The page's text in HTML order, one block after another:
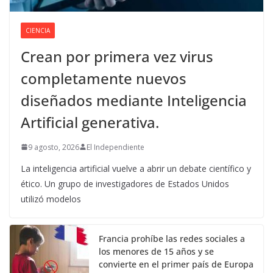
CIENCIA
Crean por primera vez virus
completamente nuevos
diseñados mediante Inteligencia
Artificial generativa.
9 agosto, 2026 El Independiente
La inteligencia artificial vuelve a abrir un debate científico y
ético. Un grupo de investigadores de Estados Unidos
utilizó modelos
Francia prohíbe las redes sociales a
los menores de 15 años y se
convierte en el primer país de Europa